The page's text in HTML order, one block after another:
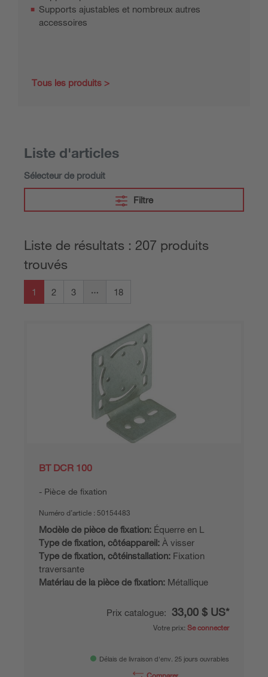
Supports ajustables et nombreux autres
accessoires
Tous les produits
Liste d'articles
Sélecteur de produit
Filtre
Liste de résultats : 207 produits
trouvés
1 2 3 18
BT DCR 100
Pièce de fixation
Numéro d’article : 50154483
Modèle de pièce de fixation: Équerre en L
Type de fixation, côtéappareil: À visser
Type de fixation, côtéinstallation: Fixation
traversante
Matériau de la pièce de fixation: Métallique
Prix catalogue: 33,00 $ US*
Votre prix: Se connecter
Délais de livraison d'env. 25 jours ouvrables